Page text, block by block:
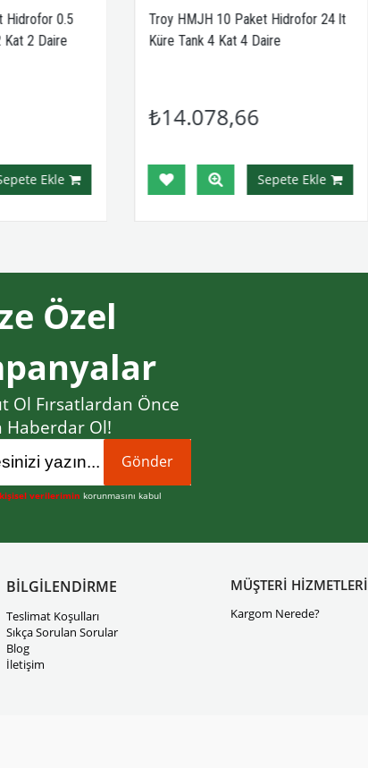
Hidrofor 0.5
2 Daire
Ekle
Troy HMJH 10 Paket Hidrofor 24 lt
Küre Tank 4 Kat 4 Daire
₺14.078,66
Sepete Ekle
Özel
Ol Fırsatlardan Önce
Haberdar Ol!
Gönder
kişisel verilerimin korunmasını kabul
BİLGİLENDİRME
Teslimat Koşulları
Sıkça Sorulan Sorular
Blog
İletişim
MÜŞTERİ HİZMETLERİ
Kargom Nerede?